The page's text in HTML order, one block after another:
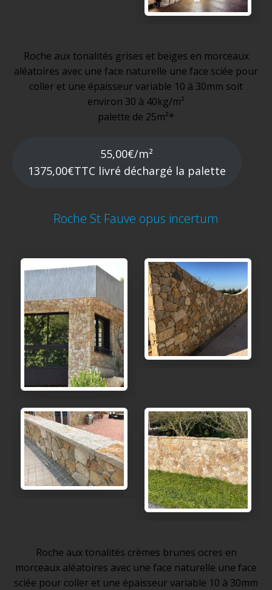
Roche aux tonalités grises et beiges en morceaux
aléatoires avec une face naturelle une face sciée pour
coller et une épaisseur variable 10 à 30mm soit
environ 30 à 40kg/m²
palette de 25m²*
55,00€/m²
1375,00€TTC livré déchargé la palette
Roche St Fauve opus incertum
Roche aux tonalités crèmes brunes ocres en
morceaux aléatoires avec une face naturelle une face
sciée pour coller et une épaisseur variable 10 à 30mm